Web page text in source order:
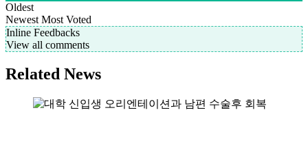
Oldest
Newest Most Voted
Inline Feedbacks
View all comments
Related News